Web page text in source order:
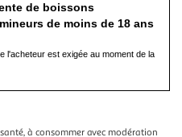
de boissons
de moins de 18 ans
l'acheteur est exigée au moment de la
à consommer avec modération